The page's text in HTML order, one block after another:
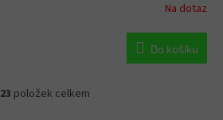
Na dotaz
Do košíku
O
23 položek celkem